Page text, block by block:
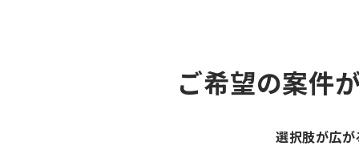
ご希望の案件
選択肢が広が